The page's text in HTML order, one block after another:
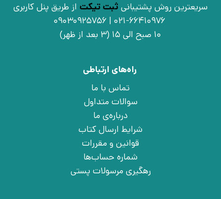
سریعترین روش پشتیبانی ثبت تیکت از طریق پنل کاربری
021-66410976 | 09030925756
10 صبح الی 15 (3 بعد از ظهر)
راه‌های ارتباطی
تماس با ما
سوالات متداول
درباره‌ی ما
شرایط ارسال کتاب
قوانین و مقررات
شماره حساب‌ها
رهگیری مرسولات پستی